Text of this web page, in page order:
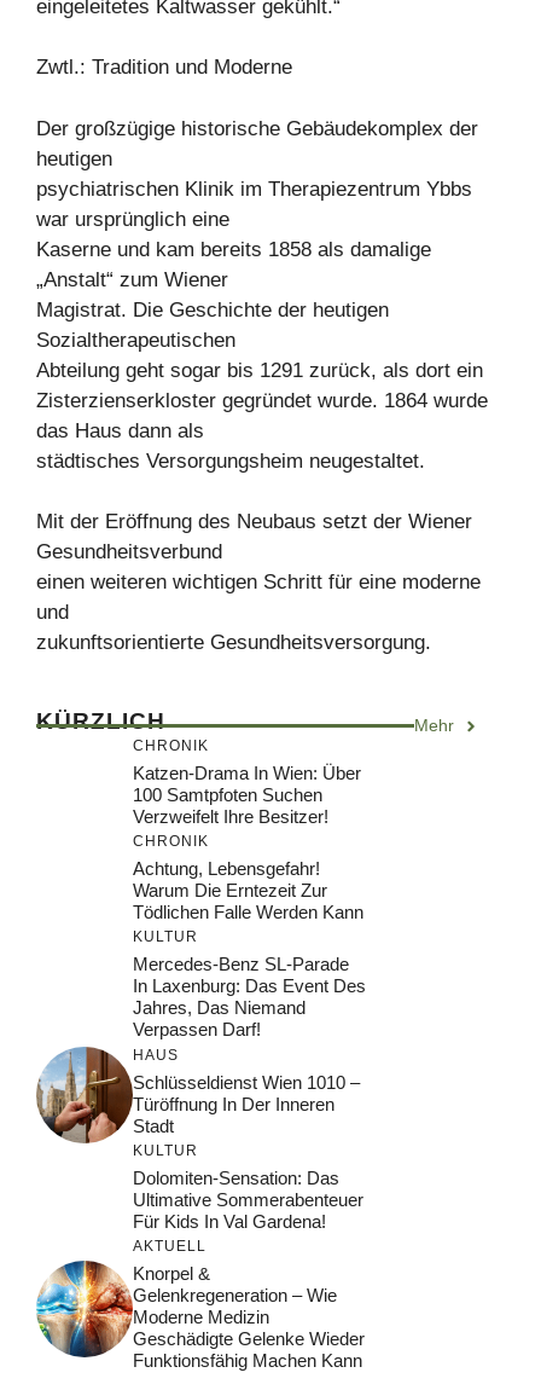
eingeleitetes Kaltwasser gekühlt.“
Zwtl.: Tradition und Moderne
Der großzügige historische Gebäudekomplex der
heutigen
psychiatrischen Klinik im Therapiezentrum Ybbs
war ursprünglich eine
Kaserne und kam bereits 1858 als damalige
„Anstalt“ zum Wiener
Magistrat. Die Geschichte der heutigen
Sozialtherapeutischen
Abteilung geht sogar bis 1291 zurück, als dort ein
Zisterzienserkloster gegründet wurde. 1864 wurde
das Haus dann als
städtisches Versorgungsheim neugestaltet.
Mit der Eröffnung des Neubaus setzt der Wiener
Gesundheitsverbund
einen weiteren wichtigen Schritt für eine moderne
und
zukunftsorientierte Gesundheitsversorgung.
KÜRZLICH Mehr
CHRONIK
Katzen-Drama In Wien: Über
100 Samtpfoten Suchen
Verzweifelt Ihre Besitzer!
CHRONIK
Achtung, Lebensgefahr!
Warum Die Erntezeit Zur
Tödlichen Falle Werden Kann
KULTUR
Mercedes-Benz SL-Parade
In Laxenburg: Das Event Des
Jahres, Das Niemand
Verpassen Darf!
HAUS
Schlüsseldienst Wien 1010 –
Türöffnung In Der Inneren
Stadt
KULTUR
Dolomiten-Sensation: Das
Ultimative Sommerabenteuer
Für Kids In Val Gardena!
AKTUELL
Knorpel &
Gelenkregeneration – Wie
Moderne Medizin
Geschädigte Gelenke Wieder
Funktionsfähig Machen Kann